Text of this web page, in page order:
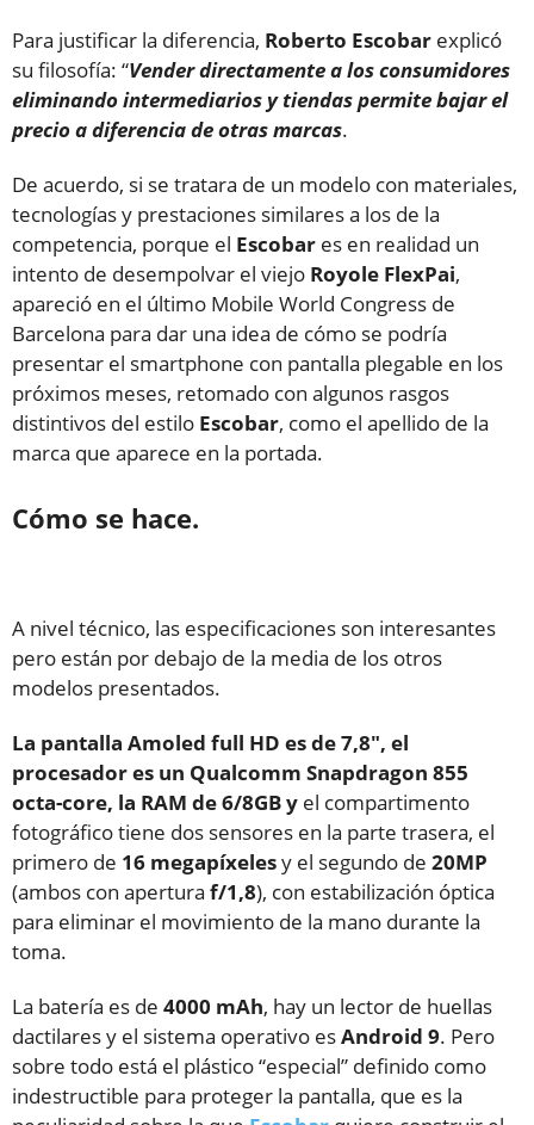
Para justificar la diferencia, Roberto Escobar explicó
su filosofía: “Vender directamente a los consumidores
eliminando intermediarios y tiendas permite bajar el
precio a diferencia de otras marcas.
De acuerdo, si se tratara de un modelo con materiales,
tecnologías y prestaciones similares a los de la
competencia, porque el Escobar es en realidad un
intento de desempolvar el viejo Royole FlexPai,
apareció en el último Mobile World Congress de
Barcelona para dar una idea de cómo se podría
presentar el smartphone con pantalla plegable en los
próximos meses, retomado con algunos rasgos
distintivos del estilo Escobar, como el apellido de la
marca que aparece en la portada.
Cómo se hace.
A nivel técnico, las especificaciones son interesantes
pero están por debajo de la media de los otros
modelos presentados.
La pantalla Amoled full HD es de 7,8″, el
procesador es un Qualcomm Snapdragon 855
octa-core, la RAM de 6/8GB y el compartimento
fotográfico tiene dos sensores en la parte trasera, el
primero de 16 megapíxelesy el segundo de 20MP
(ambos con apertura f/1,8), con estabilización óptica
para eliminar el movimiento de la mano durante la
toma.
La batería es de 4000 mAh, hay un lector de huellas
dactilares y el sistema operativo esAndroid 9. Pero
sobre todo está el plástico “especial” definido como
indestructible para proteger la pantalla, que es la